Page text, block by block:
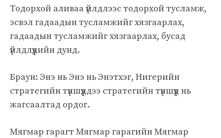
Тодорхой аливаа үйлдлээс тодорхой тусламж,
эсвэл гадаадын тусламжийг хязгаарлах,
гадаадын тусламжийг хязгаарлах, бусад
үйлдлүүдийн дунд.
Браун: Энэ нь Энэ нь Энэтхэг, Нигерийн
стратегийн түншүүддээ стратегийн түншүүд нь
жагсаалтад ордог.
Мягмар гарагт Мягмар гарагийн Мягмар